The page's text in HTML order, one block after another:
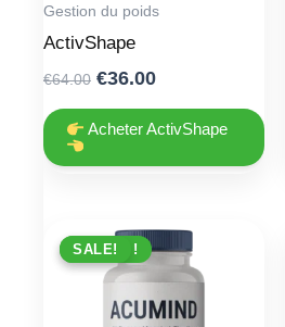
Gestion du poids
ActivShape
€64.00 Original
was:
€36.00Current
is:
Acheter ActivShape
PROMO !
SALE!